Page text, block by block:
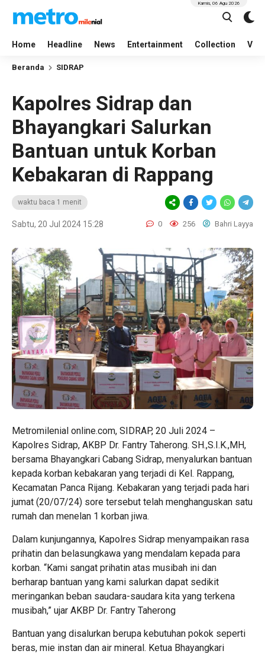
Home Headline News Entertainment Collection
Kamis, 06 Agu 2026
Beranda SIDRAP
Kapolres Sidrap dan
Bhayangkari Salurkan
Bantuan untuk Korban
Kebakaran di Rappang
waktu baca 1 menit
Sabtu, 20 Jul 2024 15:28 0 256 Bahri Layya
Metromilenial online.com, SIDRAP, 20 Juli 2024 –
Kapolres Sidrap, AKBP Dr. Fantry Taherong. SH.,S.I.K.,MH,
bersama Bhayangkari Cabang Sidrap, menyalurkan bantuan
kepada korban kebakaran yang terjadi di Kel. Rappang,
Kecamatan Panca Rijang. Kebakaran yang terjadi pada hari
jumat (20/07/24) sore tersebut telah menghanguskan satu
rumah dan menelan 1 korban jiwa.
Dalam kunjungannya, Kapolres Sidrap menyampaikan rasa
prihatin dan belasungkawa yang mendalam kepada para
korban. “Kami sangat prihatin atas musibah ini dan
berharap bantuan yang kami salurkan dapat sedikit
meringankan beban saudara-saudara kita yang terkena
musibah,” ujar AKBP Dr. Fantry Taherong
Bantuan yang disalurkan berupa kebutuhan pokok seperti
beras, mie instan dan air mineral. Ketua Bhayangkari